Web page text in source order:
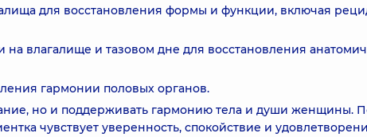
для восстановления формы и функции, включая
на влагалище и тазовом дне для восстановления
гармонии половых органов.
но и поддерживать гармонию тела и души женщины.
чувствует уверенность, спокойствие и